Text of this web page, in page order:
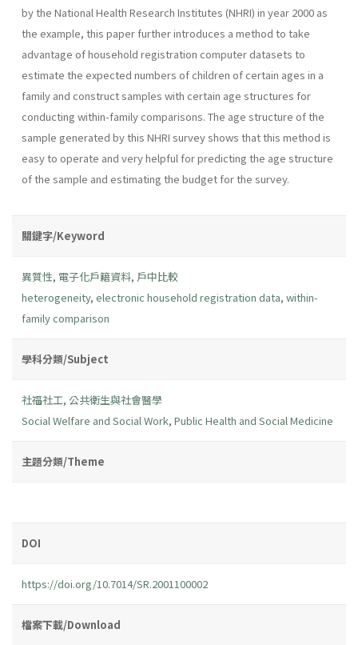
by the National Health Research Institutes (NHRI) in year 2000 as
the example, this paper further introduces a method to take
advantage of household registration computer datasets to
estimate the expected numbers of children of certain ages in a
family and construct samples with certain age structures for
conducting within-family comparisons. The age structure of the
sample generated by this NHRI survey shows that this method is
easy to operate and very helpful for predicting the age structure
of the sample and estimating the budget for the survey.
關鍵字/Keyword
異質性, 電子化戶籍資料, 戶中比較
heterogeneity, electronic household registration data, within-
family comparison
學科分類/Subject
社福社工, 公共衛生與社會醫學
Social Welfare and Social Work, Public Health and Social Medicine
主題分類/Theme
DOI
https://doi.org/10.7014/SR.2001100002
檔案下載/Download